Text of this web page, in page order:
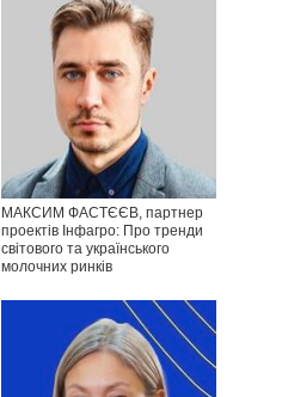
МАКСИМ ФАСТЄЄВ, партнер
проектів Інфагро: Про тренди
світового та українського
молочних ринків